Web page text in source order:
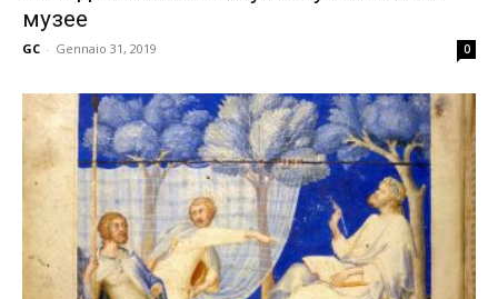
музее
GC - Gennaio 31, 2019 0